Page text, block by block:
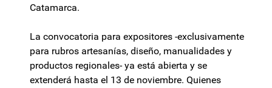
Catamarca.
La convocatoria para expositores -exclusivamente
para rubros artesanías, diseño, manualidades y
productos regionales- ya está abierta y se
extenderá hasta el 13 de noviembre. Quienes